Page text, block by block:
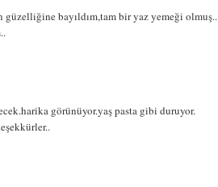
bayıldım,tam bir yaz yemeği olmuş..
görünüyor.yaş pasta gibi duruyor.